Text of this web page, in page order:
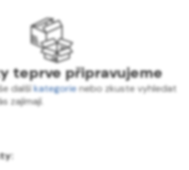
teprve připravujeme
dalšíkategorienebo zkuste vyhledat
zajímají.